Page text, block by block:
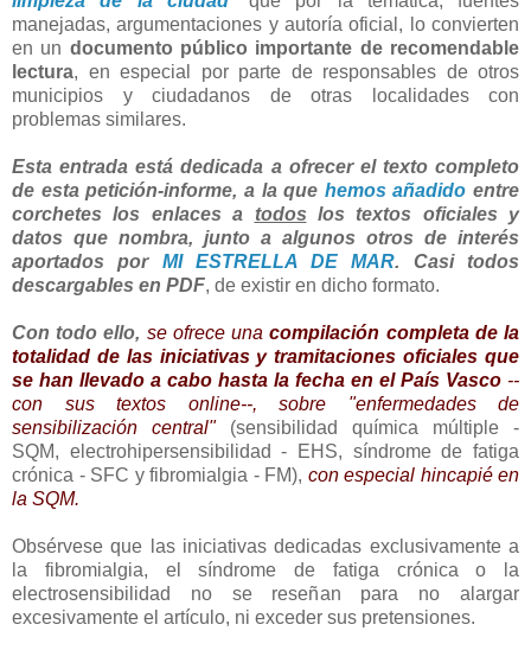
manejadas, argumentaciones y autoría oficial, lo convierten
en un documento público importante de recomendable
lectura, en especial por parte de responsables de otros
municipios y ciudadanos de otras localidades con
problemas similares.
Esta entrada está dedicada a ofrecer el texto completo
de esta petición-informe, a la que hemos añadido entre
corchetes los enlaces a todos los textos oficiales y
datos que nombra, junto a algunos otros de interés
aportados por MI ESTRELLA DE MAR. Casi todos
descargables en PDF, de existir en dicho formato.
Con todo ello, se ofrece unacompilación completa de la
totalidad de las iniciativas y tramitaciones oficiales que
se han llevado a cabo hasta la fecha en el País Vasco --
con sus textos online--, sobre "enfermedades de
sensibilización central"(sensibilidad química múltiple -
SQM, electrohipersensibilidad - EHS, síndrome de fatiga
crónica - SFC y fibromialgia - FM), con especial hincapié en
la SQM.
Obsérvese que las iniciativas dedicadas exclusivamente a
la fibromialgia, el síndrome de fatiga crónica o la
electrosensibilidad no se reseñan para no alargar
excesivamente el artículo, ni exceder sus pretensiones.